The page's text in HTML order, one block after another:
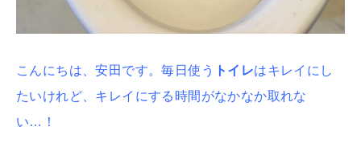
こんにちは、安田です。毎日使う トイレはキレイにし
たいけれど、キレイにする時間がなかなか取れな
い…！